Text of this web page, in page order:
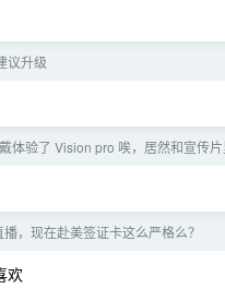
议升级
体验了 Vision pro 唉，居然和宣传片
，现在赴美签证卡这么严格么？
欢